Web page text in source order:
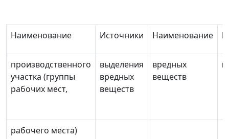
Наименование Источники Наименование
производственного
участка (группы
рабочих мест,
выделения
вредных
веществ
вредных
веществ
рабочего места)